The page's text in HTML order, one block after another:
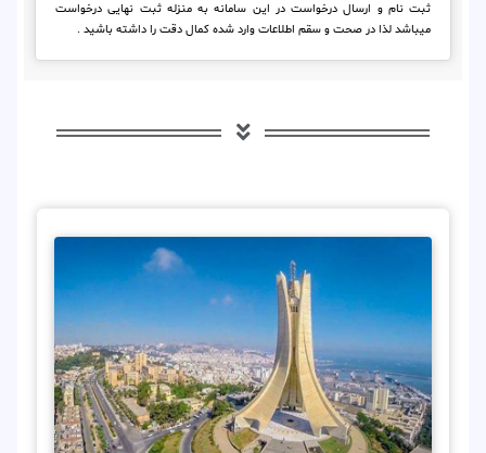
ثبت نام و ارسال درخواست در این سامانه به منزله ثبت نهایی درخواست
میباشد لذا در صحت و سقم اطلاعات وارد شده کمال دقت را داشته باشید .